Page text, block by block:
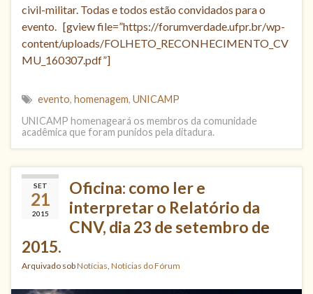
civil-militar. Todas e todos estão convidados para o
evento. [gview file=”https://forumverdade.ufpr.br/wp-
content/uploads/FOLHETO_RECONHECIMENTO_CV
MU_160307.pdf”]
evento, homenagem, UNICAMP
UNICAMP homenageará os membros da comunidade
acadêmica que foram punidos pela ditadura.
SET
21
2015
Oficina: como ler e
interpretar o Relatório da
CNV, dia 23 de setembro de
2015.
Arquivado sobNotícias, Notícias do Fórum